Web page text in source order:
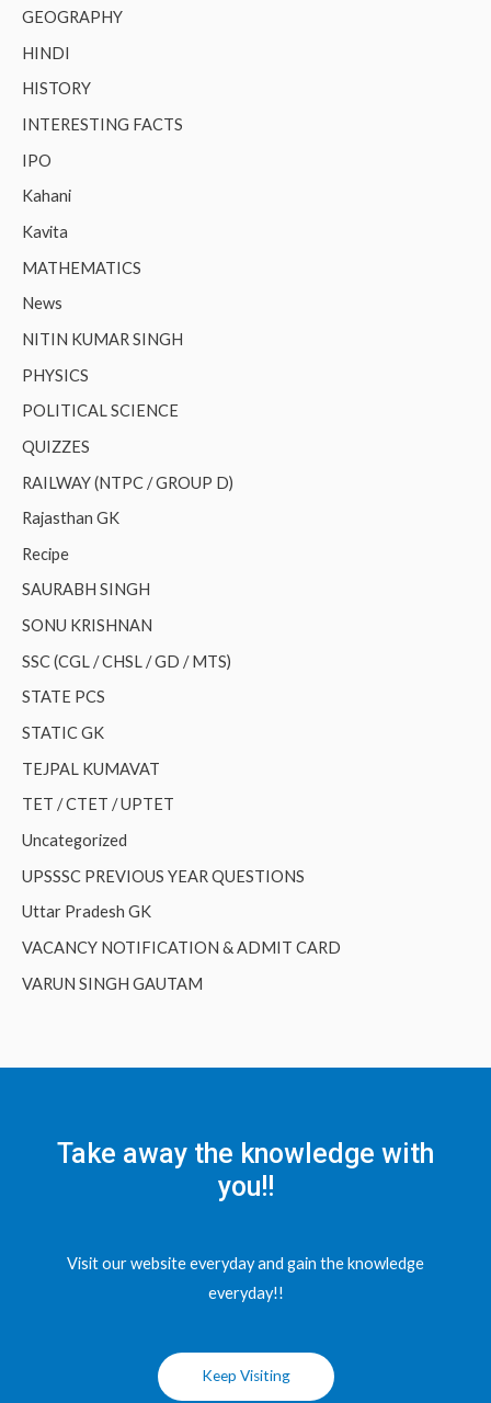
GEOGRAPHY
HINDI
HISTORY
INTERESTING FACTS
IPO
Kahani
Kavita
MATHEMATICS
News
NITIN KUMAR SINGH
PHYSICS
POLITICAL SCIENCE
QUIZZES
RAILWAY (NTPC / GROUP D)
Rajasthan GK
Recipe
SAURABH SINGH
SONU KRISHNAN
SSC (CGL / CHSL / GD / MTS)
STATE PCS
STATIC GK
TEJPAL KUMAVAT
TET / CTET / UPTET
Uncategorized
UPSSSC PREVIOUS YEAR QUESTIONS
Uttar Pradesh GK
VACANCY NOTIFICATION & ADMIT CARD
VARUN SINGH GAUTAM
Take away the knowledge with
you!!
Visit our website everyday and gain the knowledge
everyday!!
Keep Visiting